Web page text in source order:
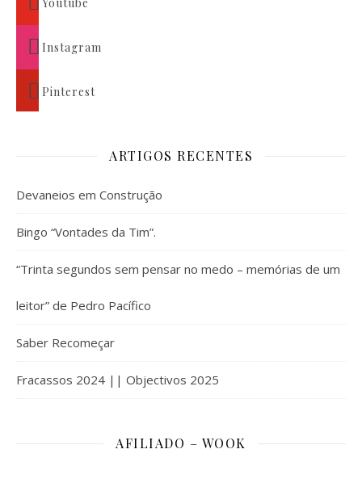
Instagram
Pinterest
ARTIGOS RECENTES
Devaneios em Construção
Bingo “Vontades da Tim”.
“Trinta segundos sem pensar no medo – memórias de um
leitor” de Pedro Pacífico
Saber Recomeçar
Fracassos 2024 || Objectivos 2025
AFILIADO – WOOK